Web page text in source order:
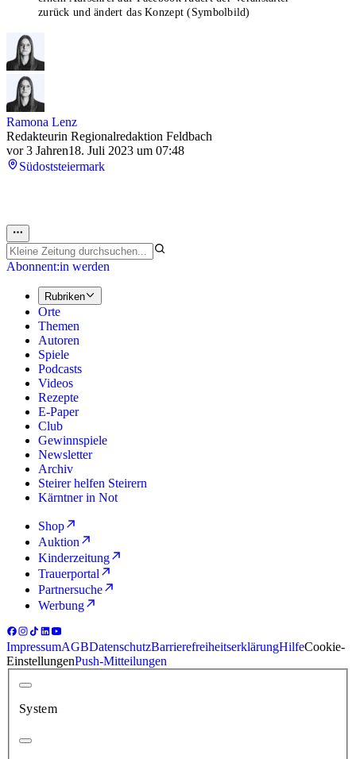
zurück und ändert das Konzept (Symbolbild)
Ramona Lenz
Redakteurin Regionalredaktion Feldbach
vor 3 Jahren18. Juli 2023 um 07:48
Südoststeiermark
Abonnent:in werden
Rubriken
Orte
Themen
Autoren
Spiele
Podcasts
Videos
Rezepte
E-Paper
Club
Gewinnspiele
Newsletter
Archiv
Steirer helfen Steirern
Kärntner in Not
Shop
Auktion
Kinderzeitung
Trauerportal
Partnersuche
Werbung
ImpressumAGBDatenschutzBarrierefreiheitserklärungHilfeCookie-
EinstellungenPush-Mitteilungen
System